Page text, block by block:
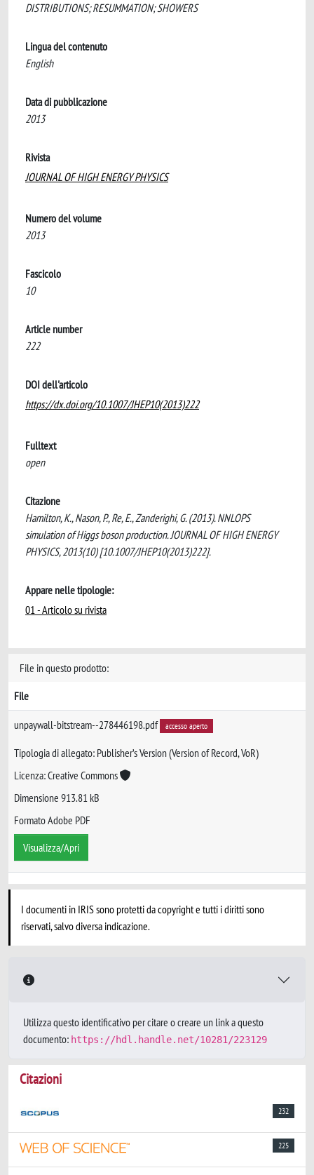
DISTRIBUTIONS; RESUMMATION; SHOWERS
Lingua del contenuto
English
Data di pubblicazione
2013
Rivista
JOURNAL OF HIGH ENERGY PHYSICS
Numero del volume
2013
Fascicolo
10
Article number
222
DOI dell'articolo
https://dx.doi.org/10.1007/JHEP10(2013)222
Fulltext
open
Citazione
Hamilton, K., Nason, P., Re, E., Zanderighi, G. (2013). NNLOPS
simulation of Higgs boson production. JOURNAL OF HIGH ENERGY
PHYSICS, 2013(10) [10.1007/JHEP10(2013)222].
Appare nelle tipologie:
01 - Articolo su rivista
File in questo prodotto:
File
unpaywall-bitstream--278446198.pdf accesso aperto
Tipologia di allegato: Publisher’s Version (Version of Record, VoR)
Licenza: Creative Commons
Dimensione 913.81 kB
Formato Adobe PDF
Visualizza/Apri
I documenti in IRIS sono protetti da copyright e tutti i diritti sono
riservati, salvo diversa indicazione.
Utilizza questo identificativo per citare o creare un link a questo
documento: https://hdl.handle.net/10281/223129
Citazioni
232
225